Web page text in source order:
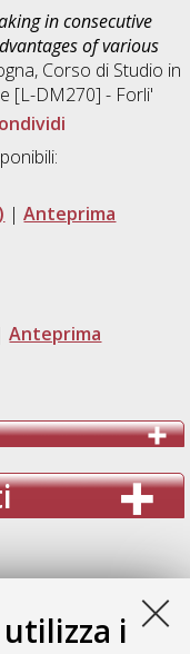
i
in consecutive
of various
Corso di Studio in
[L-DM270] - Forli'
|Anteprima
|Anteprima